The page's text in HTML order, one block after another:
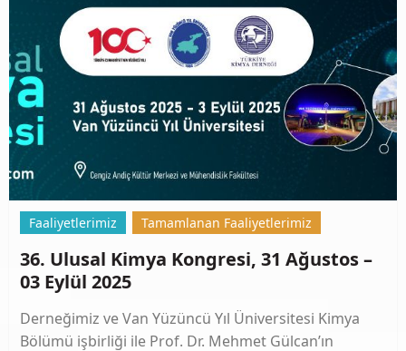
Faaliyetlerimiz Tamamlanan Faaliyetlerimiz
36. Ulusal Kimya Kongresi, 31 Ağustos –
03 Eylül 2025
Derneğimiz ve Van Yüzüncü Yıl Üniversitesi Kimya
Bölümü işbirliği ile Prof. Dr. Mehmet Gülcan’ın